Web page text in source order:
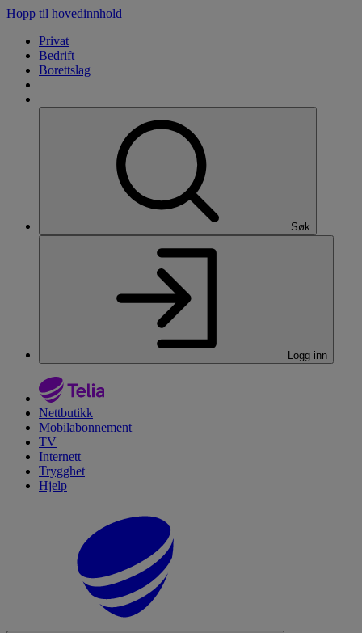
Hopp til hovedinnhold
Privat
Bedrift
Borettslag
Søk
Logg inn
Nettbutikk
Mobilabonnement
TV
Internett
Trygghet
Hjelp